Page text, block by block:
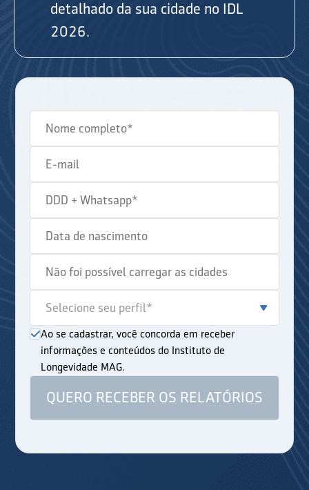
detalhado da sua cidade no IDL
2026.
Ao se cadastrar, você concorda em receber
informações e conteúdos do Instituto de
Longevidade MAG.